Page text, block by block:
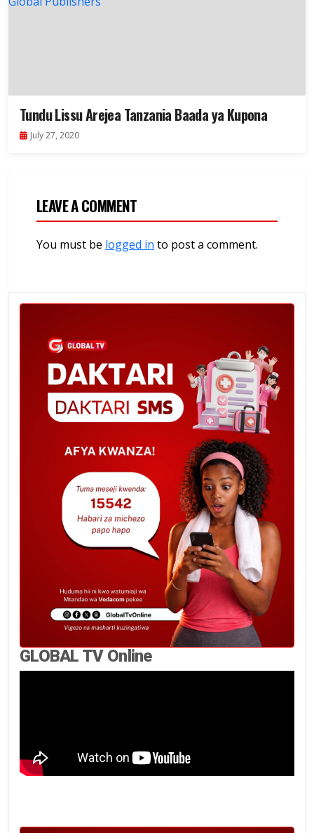
Tundu Lissu Arejea Tanzania Baada ya Kupona
July 27, 2020
LEAVE A COMMENT
You must be logged in to post a comment.
GLOBAL TV Online